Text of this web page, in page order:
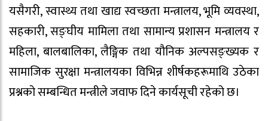
यसैगरी, स्वास्थ्य तथा खाद्य स्वच्छता मन्त्रालय, भूमि व्यवस्था,
सहकारी, सङ्घीय मामिला तथा सामान्य प्रशासन मन्त्रालय र
महिला, बालबालिका, लैङ्गिक तथा यौनिक अल्पसङ्ख्यक र
सामाजिक सुरक्षा मन्त्रालयका विभिन्न शीर्षकहरूमाथि उठेका
प्रश्नको सम्बन्धित मन्त्रीले जवाफ दिने कार्यसूची रहेको छ।